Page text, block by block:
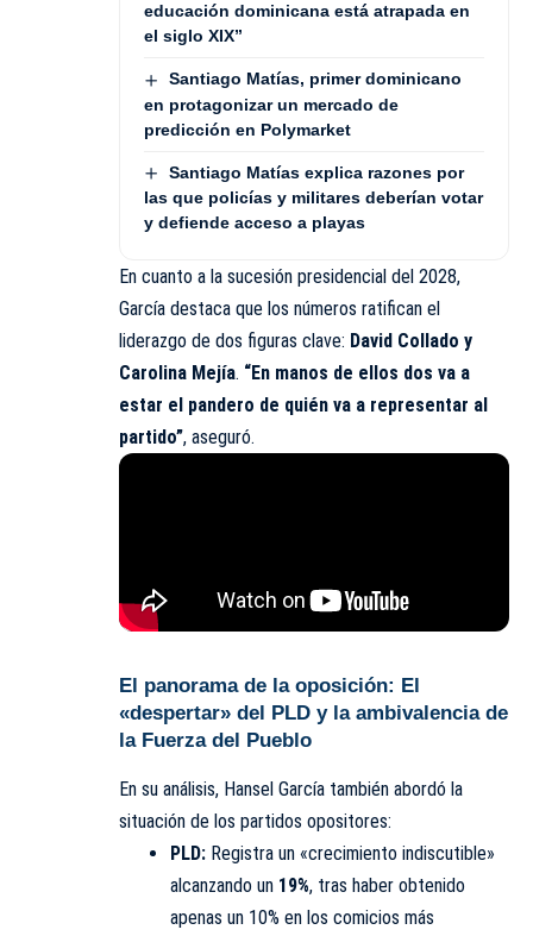
educación dominicana está atrapada en
el siglo XIX”
Santiago Matías, primer dominicano
en protagonizar un mercado de
predicción en Polymarket
Santiago Matías explica razones por
las que policías y militares deberían votar
y defiende acceso a playas
En cuanto a la sucesión presidencial del 2028,
García destaca que los números ratifican el
liderazgo de dos figuras clave: David Collado y
Carolina Mejía. “En manos de ellos dos va a
estar el pandero de quién va a representar al
partido”, aseguró.
El panorama de la oposición: El
«despertar» del PLD y la ambivalencia de
la Fuerza del Pueblo
En su análisis, Hansel García también abordó la
situación de los partidos opositores:
PLD:Registra un «crecimiento indiscutible»
alcanzando un 19%, tras haber obtenido
apenas un 10% en los comicios más